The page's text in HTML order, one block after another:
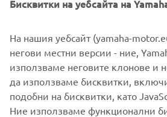
The information and/or imagery on
never be used for commercial or
purposes without the explicit
Motor Europe N.V. and/or Yamaha
Always ride in a safe manner and
Бисквитки на уебсайта на
На нашия уебсайт (yamaha-
негови местни версии - ние,
използваме неговите клонове и
да използваме бисквитки,
подобни на бисквитки, като
Ние използваме функционални